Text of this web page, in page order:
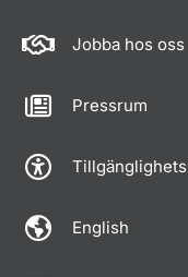
Jobba hos oss
Pressrum
English